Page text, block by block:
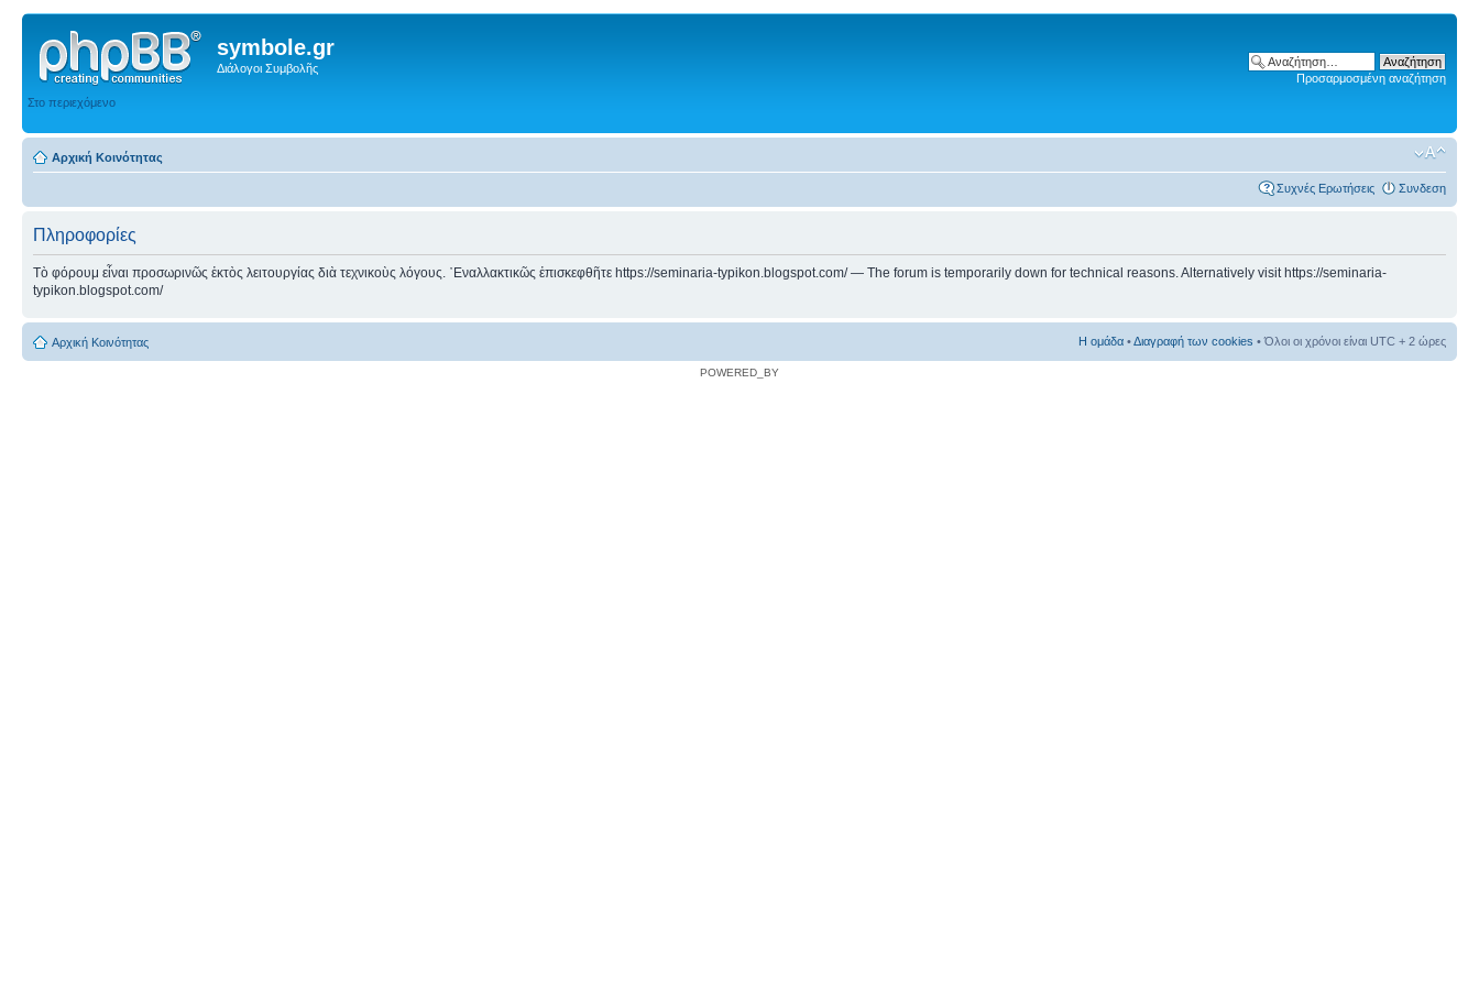
symbole.gr
Διάλογοι Συμβολῆς
Στο περιεχόμενο
Προσαρμοσμένη αναζήτηση
Αρχική Κοινότητας
Συχνές Ερωτήσεις Συνδεση
Πληροφορίες
Τὸ φόρουμ εἶναι προσωρινῶς ἐκτὸς λειτουργίας διὰ τεχνικοὺς λόγους. ᾿Εναλλακτικῶς ἐπισκεφθῆτε https://seminaria-typikon.blogspot.com/ — The forum is temporarily down for technical reasons. Alternatively visit https://seminaria-
typikon.blogspot.com/
Αρχική Κοινότητας Η ομάδα •Διαγραφή των cookies • Όλοι οι χρόνοι είναι UTC + 2 ώρες
POWERED_BY